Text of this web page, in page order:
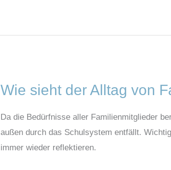
Wie sieht der Alltag von
Da die Bedürfnisse aller Familienmitglieder
außen durch das Schulsystem entfällt.
immer wieder reflektieren.
Wie
der
Alltag
von